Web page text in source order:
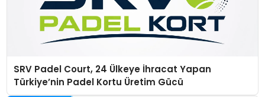
SRV Padel Court, 24 Ülkeye İhracat Yapan
Türkiye’nin Padel Kortu Üretim Gücü